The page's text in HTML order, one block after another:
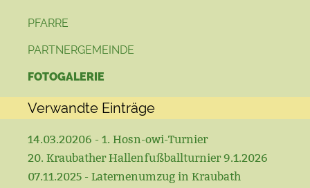
PFARRE
PARTNERGEMEINDE
FOTOGALERIE
Verwandte Einträge
14.03.20206 - 1. Hosn-owi-Turnier
20. Kraubather Hallenfußballturnier 9.1.2026
07.11.2025 - Laternenumzug in Kraubath